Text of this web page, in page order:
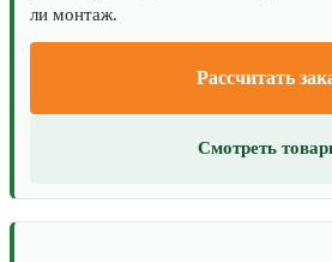
ли монтаж.
Рассчитать
Смотреть